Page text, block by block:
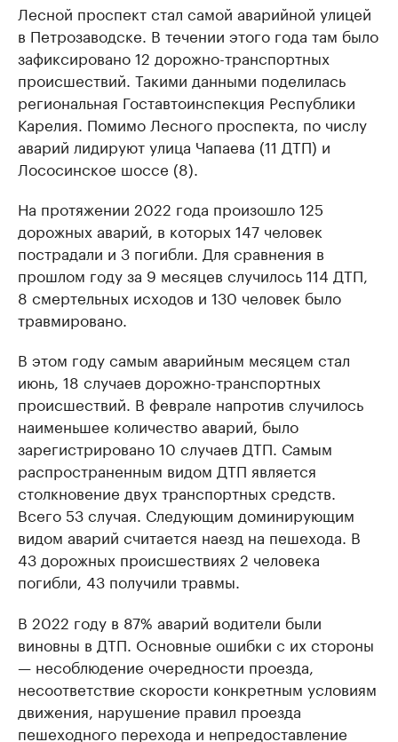
Лесной проспект стал самой аварийной улицей
в Петрозаводске. В течении этого года там было
зафиксировано 12 дорожно-транспортных
происшествий. Такими данными поделилась
региональная Гоставтоинспекция Республики
Карелия. Помимо Лесного проспекта, по числу
аварий лидируют улица Чапаева (11 ДТП) и
Лососинское шоссе (8).
На протяжении 2022 года произошло 125
дорожных аварий, в которых 147 человек
пострадали и 3 погибли. Для сравнения в
прошлом году за 9 месяцев случилось 114 ДТП,
8 смертельных исходов и 130 человек было
травмировано.
В этом году самым аварийным месяцем стал
июнь, 18 случаев дорожно-транспортных
происшествий. В феврале напротив случилось
наименьшее количество аварий, было
зарегистрировано 10 случаев ДТП. Самым
распространенным видом ДТП является
столкновение двух транспортных средств.
Всего 53 случая. Следующим доминирующим
видом аварий считается наезд на пешехода. В
43 дорожных происшествиях 2 человека
погибли, 43 получили травмы.
В 2022 году в 87% аварий водители были
виновны в ДТП. Основные ошибки с их стороны
— несоблюдение очередности проезда,
несоответствие скорости конкретным условиям
движения, нарушение правил проезда
пешеходного перехода и непредоставление